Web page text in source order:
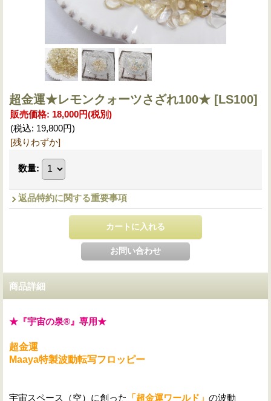
超金運★レモンクォーツさざれ100★ [LS100]
販売価格: 18,000円(税別)
(税込: 19,800円)
[残りわずか]
数量:
返品特約に関する重要事項
商品詳細
★『宇宙の泉®』専用★
超金運
Maaya特製波動転写フロッピー
宇宙スペース（空）に創った 「超金運ワールド」 の波動